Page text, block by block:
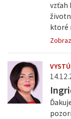
vzťah
ktoré